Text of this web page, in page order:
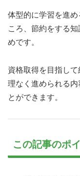
体型的に学習を進
ころ、節約をする
めです。
資格取得を目指し
理なく進められる
とができます。
この記事のポ